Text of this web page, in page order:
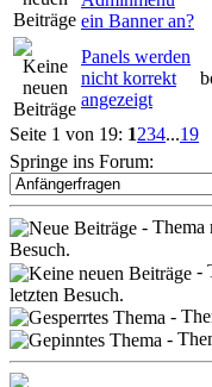
ein Banner an?
Panels werden
nicht korrekt
angezeigt
Seite 1 von 19: 1234...19
Springe ins Forum:
- Thema
Besuch.
-
letzten Besuch.
-
-